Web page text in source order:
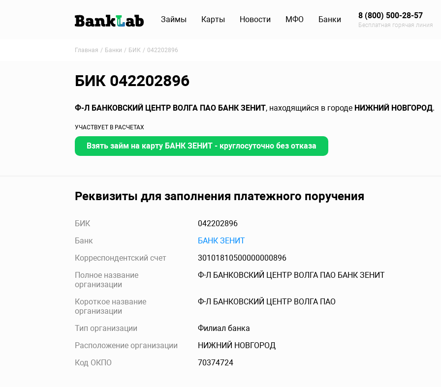
Займы Карты Новости МФО Банки 8 (800) 500-28-57
Бесплатная горячая линия
Главная Банки БИК 042202896
БИК 042202896
Ф-Л БАНКОВСКИЙ ЦЕНТР ВОЛГА ПАО БАНК ЗЕНИТ, находящийся в городе НИЖНИЙ НОВГОРОД.
УЧАСТВУЕТ В РАСЧЕТАХ
Взять займ на карту БАНК ЗЕНИТ - круглосуточно без отказа
Реквизиты для заполнения платежного поручения
БИК
042202896
Банк
БАНК ЗЕНИТ
Корреспондентский счет
30101810500000000896
Полное название
организации
Ф-Л БАНКОВСКИЙ ЦЕНТР ВОЛГА ПАО БАНК ЗЕНИТ
Короткое название
организации
Ф-Л БАНКОВСКИЙ ЦЕНТР ВОЛГА ПАО
Тип организации
Филиал банка
Расположение организации
НИЖНИЙ НОВГОРОД
Код ОКПО
70374724